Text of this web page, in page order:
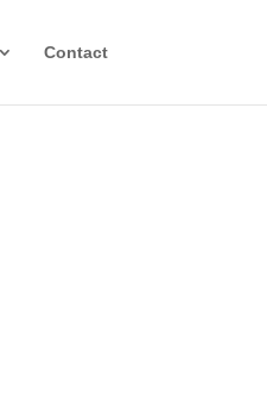
Contact